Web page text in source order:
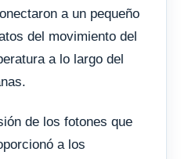
a un pequeño
del movimiento del
a lo largo del
de los fotones que
a los